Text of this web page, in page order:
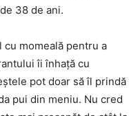
38 de ani.
momeală pentru a
îi înhaţă cu
pot doar să îl prindă
pui din meniu. Nu cred